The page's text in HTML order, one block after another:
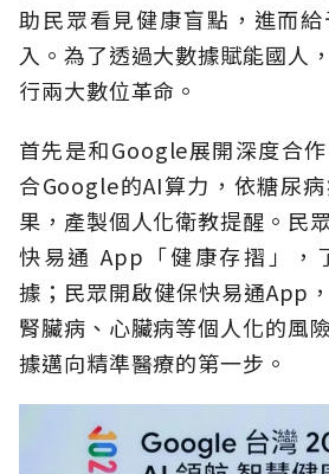
助民眾看見健康盲點，進而
入。為了透過大數據賦能國人
行兩大數位革命。
首先是和Google展開深度合
合Google的AI算力，依糖尿
果，產製個人化衛教提醒。民
快易通 App「健康存摺」，
據；民眾開啟健保快易通App
腎臟病、心臟病等個人化的風
據邁向精準醫療的第一步。